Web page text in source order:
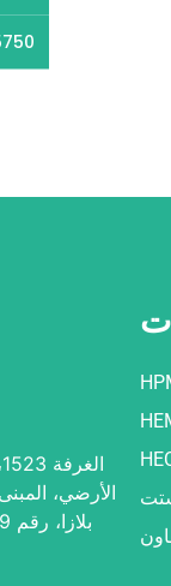
الأرضي،